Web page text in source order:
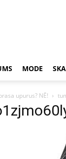
MODE
upurus? NĒ!